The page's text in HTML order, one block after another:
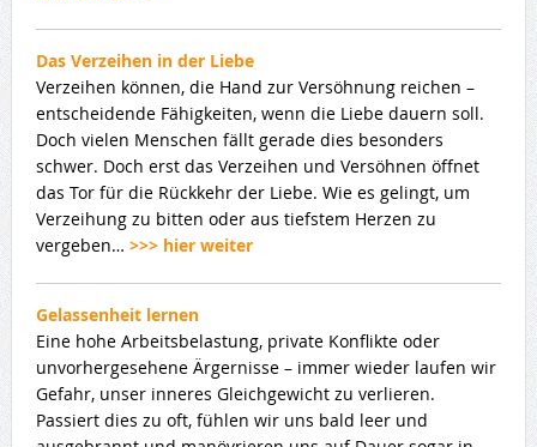
Das Verzeihen in der Liebe
Verzeihen können, die Hand zur Versöhnung reichen –
entscheidende Fähigkeiten, wenn die Liebe dauern soll.
Doch vielen Menschen fällt gerade dies besonders
schwer. Doch erst das Verzeihen und Versöhnen öffnet
das Tor für die Rückkehr der Liebe. Wie es gelingt, um
Verzeihung zu bitten oder aus tiefstem Herzen zu
vergeben… >>> hier weiter
Gelassenheit lernen
Eine hohe Arbeitsbelastung, private Konflikte oder
unvorhergesehene Ärgernisse – immer wieder laufen wir
Gefahr, unser inneres Gleichgewicht zu verlieren.
Passiert dies zu oft, fühlen wir uns bald leer und